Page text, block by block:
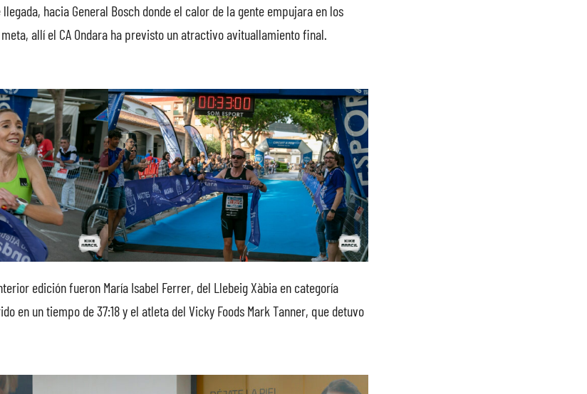
hacia General Bosch donde el calor de la gente empujara en los
allí el CA Ondara ha previsto un atractivo avituallamiento final.
edición fueron María Isabel Ferrer, del Llebeig Xàbia en categoría
en un tiempo de 37:18 y el atleta del Vicky Foods Mark Tanner, que detuvo